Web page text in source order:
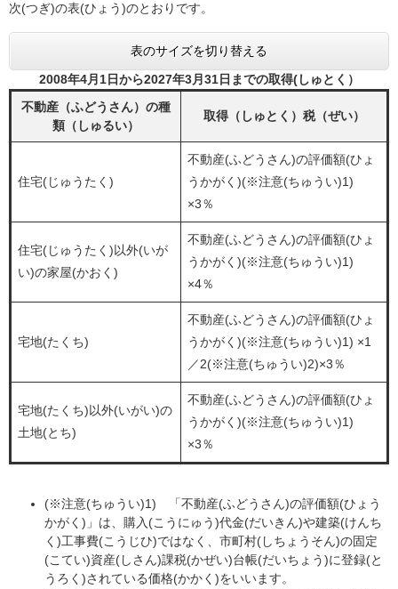
次(つぎ)の表(ひょう)のとおりです。
表のサイズを切り替える
2008年4月1日から2027年3月31日までの取得(しゅとく）
不動産（ふどうさん）の種
類（しゅるい）
取得（しゅとく）税（ぜい）
住宅(じゅうたく)
不動産(ふどうさん)の評価額(ひょ
うかがく)(※注意(ちゅうい)1)
×3％
住宅(じゅうたく)以外(いが
い)の家屋(かおく)
不動産(ふどうさん)の評価額(ひょ
うかがく)(※注意(ちゅうい)1)
×4％
宅地(たくち)
不動産(ふどうさん)の評価額(ひょ
うかがく)(※注意(ちゅうい)1) ×1
／2(※注意(ちゅうい)2)×3％
宅地(たくち)以外(いがい)の
土地(とち)
不動産(ふどうさん)の評価額(ひょ
うかがく)(※注意(ちゅうい)1)
×3％
(※注意(ちゅうい)1) 「不動産(ふどうさん)の評価額(ひょう
かがく)」は、購入(こうにゅう)代金(だいきん)や建築(けんち
く)工事費(こうじひ)ではなく、市町村(しちょうそん)の固定
(こてい)資産(しさん)課税(かぜい)台帳(だいちょう)に登録(と
うろく)されている価格(かかく)をいいます。